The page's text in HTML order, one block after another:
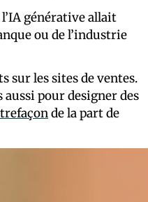
générative allait
ou de l’industrie
sur les sites de ventes.
aussi pour designer des
de la part de